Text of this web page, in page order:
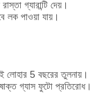
গ্যারান্টি দেয়।
লক পাওয়া যায়।
লোহার 5 বছরের তুলনায়।
গ্যাস ফুটো প্রতিরোধ।